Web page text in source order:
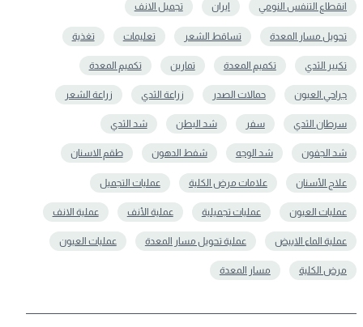
انقطاع التنفس النومي ايران تجميل الانف
تحويل مسار المعدة تساقط الشعر تعلیمات تغذية
تكبير الثدي تكميم المعدة تمارين تکمیم المعدة
جراحي العيون حمالات الصدر زراعة الثدي زراعة الشعر
سرطان الثدي سفر شد البطن شد الثدي
شد الجفون شد الوجه شفط الدهون طقم الاسنان
علاج الأسنان علامات مرض الكلية عمليات التجميل
عمليات العيون عمليات تجميلية عملية الأنف عملية الانف
عملية الماء الابيض عملية تحويل مسار المعدة عملیات العیون
مرض الكلية مسار المعدة